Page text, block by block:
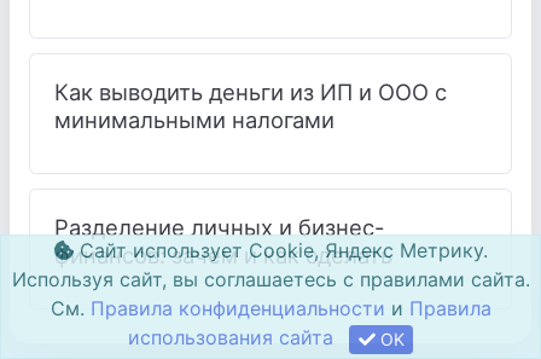
Как выводить деньги из ИП и ООО с
минимальными налогами
Разделение личных и бизнес-
финансов: зачем и как сделать
Сайт использует Cookie, Яндекс Метрику.
Используя сайт, вы соглашаетесь с правилами сайта.
См. Правила конфиденциальности и Правила
использования сайта
OK